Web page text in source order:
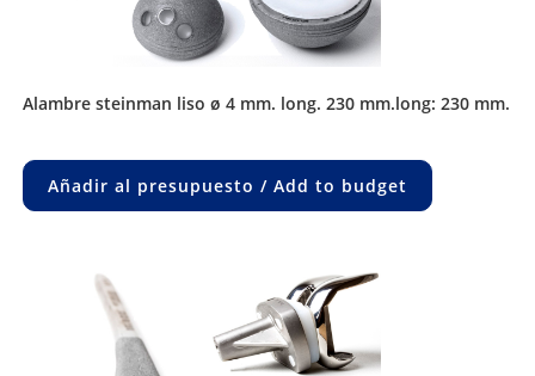
alambre steinman liso ø 4 mm. long. 230 mm.long: 230 mm.
Añadir al presupuesto / Add to budget